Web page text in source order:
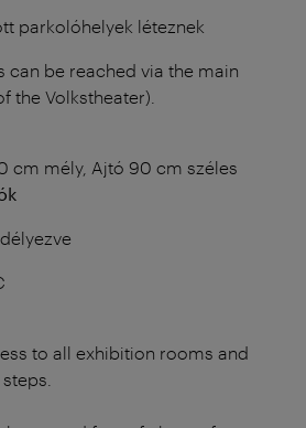
parkolóhelyek léteznek
can be reached via the main
the Volkstheater).
cm mély, Ajtó 90 cm széles
to all exhibition rooms and